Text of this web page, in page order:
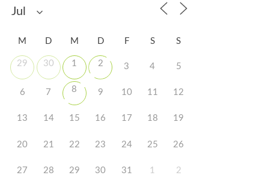
M D M D F S S
29 30 1 2 3 4 5
6 7 8 9 10 11 12
13 14 15 16 17 18 19
20 21 22 23 24 25 26
27 28 29 30 31 1 2